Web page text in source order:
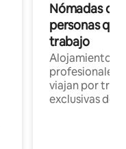
Nómadas
personas
trabajo
Alojamientos
profesionales
viajan por
exclusivas de